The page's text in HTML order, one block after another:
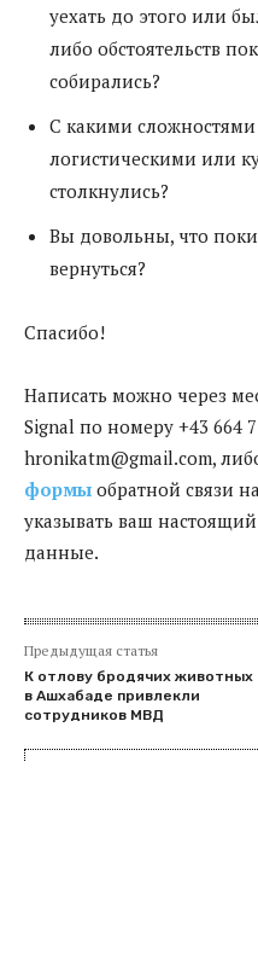
уехать до этого или
либо обстоятельств
собирались?
С какими
логистическими или
столкнулись?
Вы довольны, что
вернуться?
Спасибо!
Написать можно через
Signal по номеру +43 664
hronikatm@gmail.com,
формы обратной связи
указывать ваш
данные.
Предыдущая статья
К отлову бродячих животных
в Ашхабаде привлекли
сотрудников МВД